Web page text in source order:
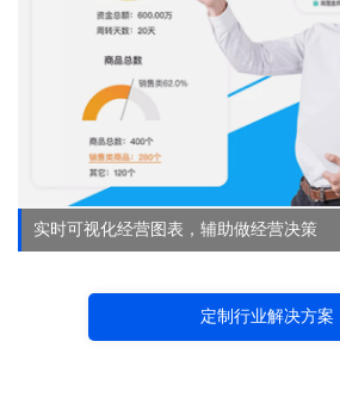
实时可视化经营图表，辅助做经营决策
定制行业解决方案